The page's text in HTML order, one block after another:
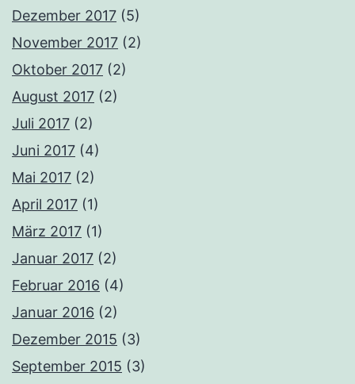
Dezember 2017 (5)
November 2017 (2)
Oktober 2017 (2)
August 2017 (2)
Juli 2017 (2)
Juni 2017 (4)
Mai 2017 (2)
April 2017 (1)
März 2017 (1)
Januar 2017 (2)
Februar 2016 (4)
Januar 2016 (2)
Dezember 2015 (3)
September 2015 (3)